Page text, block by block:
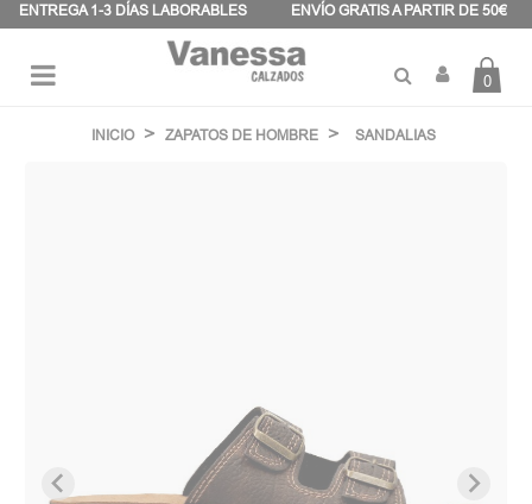
ENTREGA 1-3 DÍAS LABORABLES ENVÍO GRATIS A PARTIR DE 50€
palanca
0
INICIO ZAPATOS DE HOMBRE SANDALIAS
Panel de gestión de cookies